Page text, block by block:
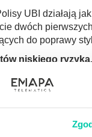
UBI działają
dwóch
do poprawy
niskiego ryzyka.
codzienny
zapewnienie
Możliwość